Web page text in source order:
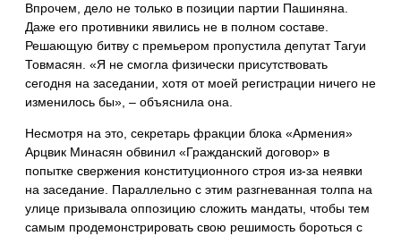
Впрочем, дело не только в позиции партии Пашиняна.
Даже его противники явились не в полном составе.
Решающую битву с премьером пропустила депутат Тагуи
Товмасян. «Я не смогла физически присутствовать
сегодня на заседании, хотя от моей регистрации ничего не
изменилось бы», – объяснила она.
Несмотря на это, секретарь фракции блока «Армения»
Арцвик Минасян обвинил «Гражданский договор» в
попытке свержения конституционного строя из-за неявки
на заседание. Параллельно с этим разгневанная толпа на
улице призывала оппозицию сложить мандаты, чтобы тем
самым продемонстрировать свою решимость бороться с